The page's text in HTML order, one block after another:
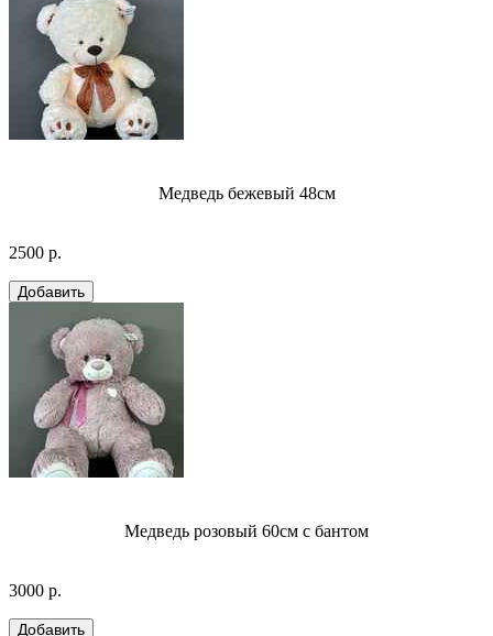
Медведь бежевый 48см
2500 р.
Медведь розовый 60см с бантом
3000 р.